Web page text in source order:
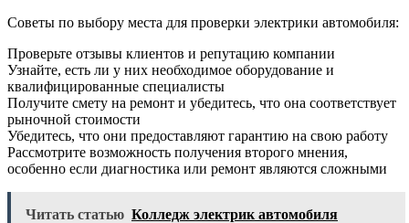
Советы по выбору места для проверки электрики автомобиля:
Проверьте отзывы клиентов и репутацию компании
Узнайте, есть ли у них необходимое оборудование и
квалифицированные специалисты
Получите смету на ремонт и убедитесь, что она соответствует
рыночной стоимости
Убедитесь, что они предоставляют гарантию на свою работу
Рассмотрите возможность получения второго мнения,
особенно если диагностика или ремонт являются сложными
Читать статью Колледж электрик автомобиля